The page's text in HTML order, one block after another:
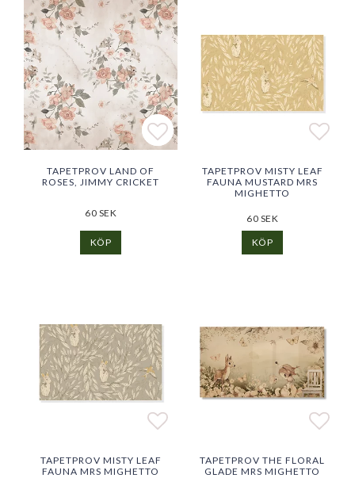
Lägg till i favoritlistan
Lägg till i favoritlistan
TAPETPROV LAND OF
ROSES, JIMMY CRICKET
60 SEK
KÖP
TAPETPROV MISTY LEAF
FAUNA MUSTARD MRS
MIGHETTO
60 SEK
KÖP
Lägg till i favoritlistan
TAPETPROV MISTY LEAF
FAUNA MRS MIGHETTO
TAPETPROV THE FLORAL
GLADE MRS MIGHETTO